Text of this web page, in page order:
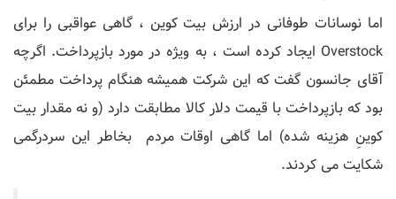
اما نوسانات طوفانی در ارزش بیت کوین ، گاهی عواقبی را برای
Overstock ایجاد کرده است ، به ویژه در مورد بازپرداخت. اگرچه
آقای جانسون گفت که این شرکت همیشه هنگام پرداخت مطمئن
بود که بازپرداخت با قیمت دلار کالا مطابقت دارد (و نه مقدار بیت
کوینِ هزینه شده) اما گاهی اوقات مردم بخاطر این سردرگمی
شکایت می کردند.